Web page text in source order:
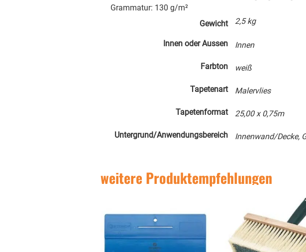
Grammatur: 130 g/m²
Gewicht
2,5 kg
Innen oder Aussen Innen
Farbton weiß
Tapetenart Malervlies
Tapetenformat 25,00 x 0,75m
Untergrund/Anwendungsbereich Innenwand/Decke,
weitere Produktempfehlungen